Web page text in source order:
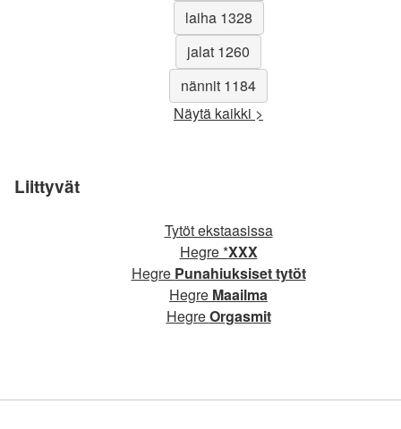
laiha 1328
jalat 1260
nännit 1184
Näytä kaikki >
Liittyvät
Tytöt ekstaasissa
Hegre *XXX
Hegre Punahiuksiset tytöt
Hegre Maailma
HegreOrgasmit